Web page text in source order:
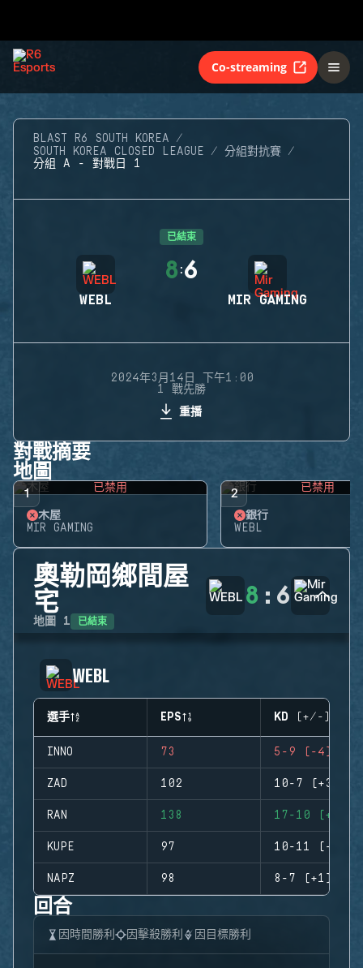
Co-streaming
BLAST R6 SOUTH KOREA
SOUTH KOREA CLOSED LEAGUE
分組對抗賽
分組 A - 對戰日 1
已結束
WEBL
8 :6
MIR GAMING
2024年3月14日 下午1:00
1 戰先勝
重播
對戰摘要
地圖
1 已禁用
木屋
MIR GAMING
2 已禁用
銀行
WEBL
奧勒岡鄉間屋
宅
地圖 1 已結束
8 : 6
WEBL
選手 EPS KD (+/-)
INNO 73 5-9 (-4)
ZAD 102 10-7 (+3)
RAN 138 17-10 (+7)
KUPE 97 10-11 (-1)
NAPZ 98 8-7 (+1)
回合
因時間勝利 因擊殺勝利 因目標勝利